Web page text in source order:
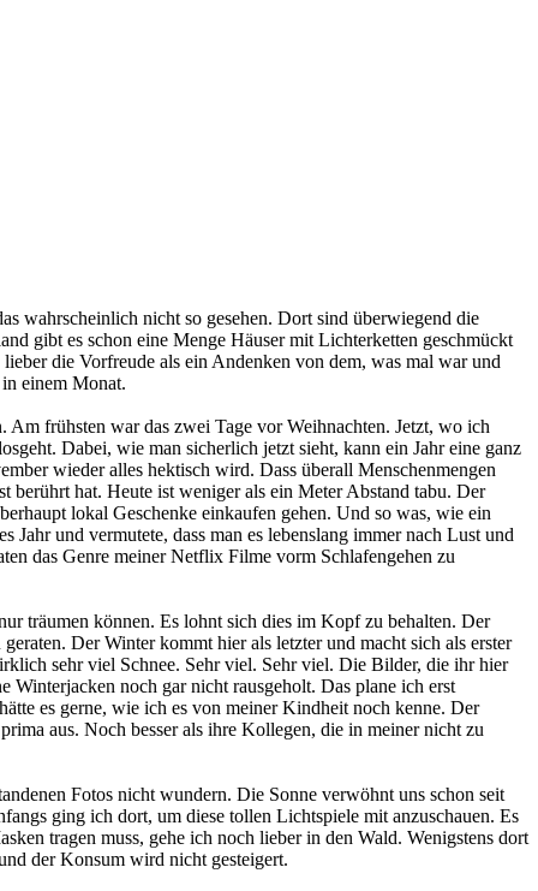
nicht so gesehen. Dort sind überwiegend die
gibt es schon eine Menge Häuser mit Lichterketten geschmückt
die Vorfreude als ein Andenken von dem, was mal war und
einem Monat.
frühsten war das zwei Tage vor Weihnachten. Jetzt, wo ich
Dabei, wie man sicherlich jetzt sieht, kann ein Jahr eine ganz
wieder alles hektisch wird. Dass überall Menschenmengen
berührt hat. Heute ist weniger als ein Meter Abstand tabu. Der
lokal Geschenke einkaufen gehen. Und so was, wie ein
und vermutete, dass man es lebenslang immer nach Lust und
das Genre meiner Netflix Filme vorm Schlafengehen zu
träumen können. Es lohnt sich dies im Kopf zu behalten. Der
Der Winter kommt hier als letzter und macht sich als erster
sehr viel Schnee. Sehr viel. Sehr viel. Die Bilder, die ihr hier
Winterjacken noch gar nicht rausgeholt. Das plane ich erst
es gerne, wie ich es von meiner Kindheit noch kenne. Der
aus. Noch besser als ihre Kollegen, die in meiner nicht zu
Fotos nicht wundern. Die Sonne verwöhnt uns schon seit
ging ich dort, um diese tollen Lichtspiele mit anzuschauen. Es
tragen muss, gehe ich noch lieber in den Wald. Wenigstens dort
der Konsum wird nicht gesteigert.